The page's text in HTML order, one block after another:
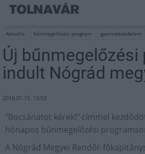
Aktuális bűnmegelőzési program gyermekvédelem
Új bűnmegelőzési
indult Nógrád
2016.01.15. 13:53
"Bocsánatot kérek!" címmel
hónapos bűnmegelőzési
A Nógrád Megyei Rendőr-